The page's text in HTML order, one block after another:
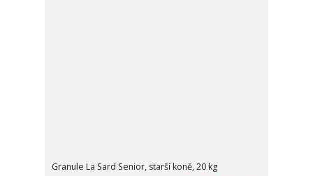
Granule La Sard Senior, starší koně, 20 kg